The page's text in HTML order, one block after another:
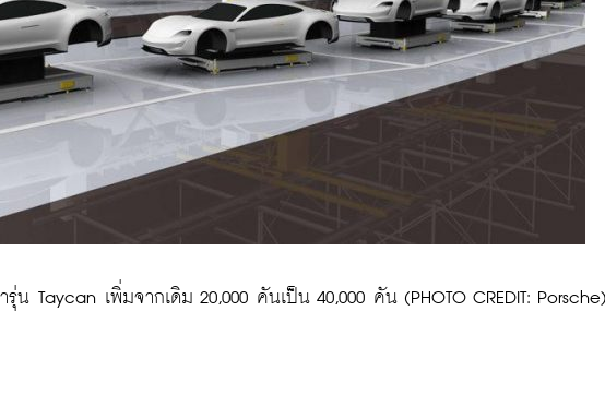
Taycan เพิ่มจากเดิม 20,000 คันเป็น 40,000 คัน (PHOTO CREDIT: Porsche)